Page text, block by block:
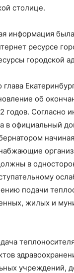
столице.
информация
ресурсе
городской
об
годов. Согласно
в официальный
в
подачи
жилых и
учреждений,